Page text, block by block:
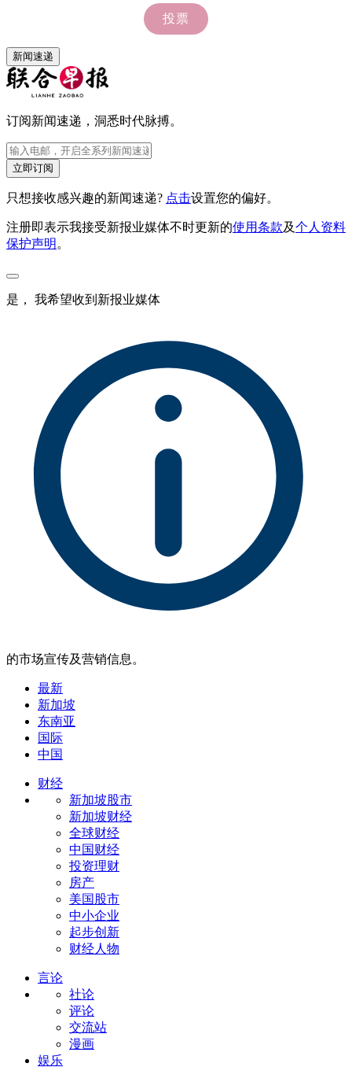
新闻速递
订阅新闻速递，洞悉时代脉搏。
立即订阅
只想接收感兴趣的新闻速递? 点击设置您的偏好。
注册即表示我接受新报业媒体不时更新的使用条款及个人资料
保护声明 。
是， 我希望收到新报业媒体
的市场宣传及营销信息。
最新
新加坡
东南亚
国际
中国
财经
新加坡股市
新加坡财经
全球财经
中国财经
投资理财
房产
美国股市
中小企业
起步创新
财经人物
言论
社论
评论
交流站
漫画
娱乐